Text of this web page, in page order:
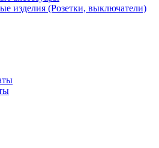
изделия (Розетки, выключатели)